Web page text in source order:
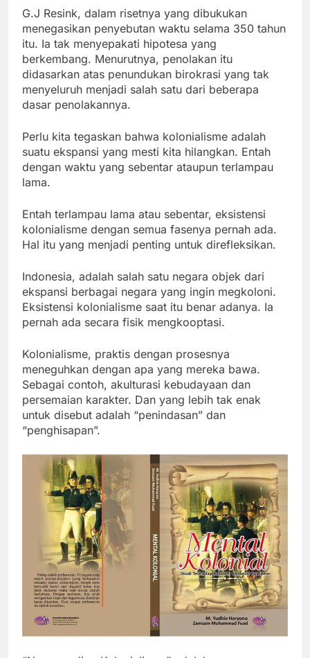
G.J Resink, dalam risetnya yang dibukukan
menegasikan penyebutan waktu selama 350 tahun
itu. Ia tak menyepakati hipotesa yang
berkembang. Menurutnya, penolakan itu
didasarkan atas penundukan birokrasi yang tak
menyeluruh menjadi salah satu dari beberapa
dasar penolakannya.
Perlu kita tegaskan bahwa kolonialisme adalah
suatu ekspansi yang mesti kita hilangkan. Entah
dengan waktu yang sebentar ataupun terlampau
lama.
Entah terlampau lama atau sebentar, eksistensi
kolonialisme dengan semua fasenya pernah ada.
Hal itu yang menjadi penting untuk direfleksikan.
Indonesia, adalah salah satu negara objek dari
ekspansi berbagai negara yang ingin megkoloni.
Eksistensi kolonialisme saat itu benar adanya. Ia
pernah ada secara fisik mengkooptasi.
Kolonialisme, praktis dengan prosesnya
meneguhkan dengan apa yang mereka bawa.
Sebagai contoh, akulturasi kebudayaan dan
persemaian karakter. Dan yang lebih tak enak
untuk disebut adalah “penindasan” dan
“penghisapan”.